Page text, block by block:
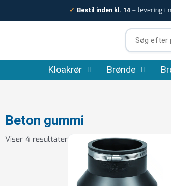
til
✓ Bestil inden kl. 14 – levering i
Søg
efter
produktet
her
…
Kloakrør Brønde
Beton gummi
Viser 4 resultater